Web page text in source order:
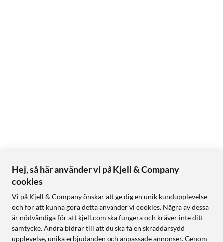
Hej, så här använder vi på Kjell & Company
cookies
Vi på Kjell & Company önskar att ge dig en unik kundupplevelse
och för att kunna göra detta använder vi cookies. Några av dessa
är nödvändiga för att kjell.com ska fungera och kräver inte ditt
samtycke. Andra bidrar till att du ska få en skräddarsydd
upplevelse, unika erbjudanden och anpassade annonser. Genom